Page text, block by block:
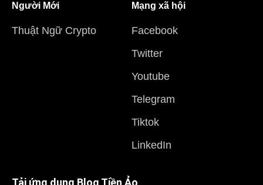
Người Mới
Thuật Ngữ Crypto
Mạng xã hội
Facebook
Twitter
Youtube
Telegram
Tiktok
LinkedIn
Tải ứng dụng Blog Tiền Ảo